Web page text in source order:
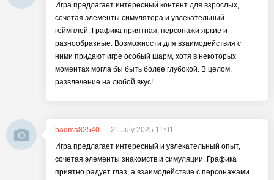
Игра предлагает интересный контент для взрослых,
сочетая элементы симулятора и увлекательный
геймплей. Графика приятная, персонажи яркие и
разнообразные. Возможности для взаимодействия с
ними придают игре особый шарм, хотя в некоторых
моментах могла бы быть более глубокой. В целом,
развлечение на любой вкус!
badma82540
21 July 2025 11:01
Игра предлагает интересный и увлекательный опыт,
сочетая элементы знакомств и симуляции. Графика
приятно радует глаз, а взаимодействие с персонажами